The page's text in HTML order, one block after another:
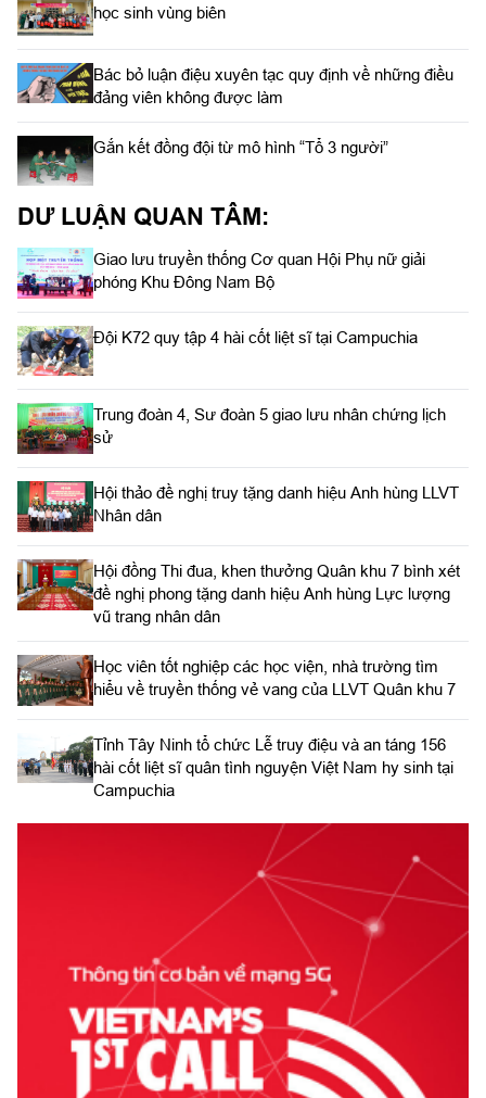
học sinh vùng biên
Bác bỏ luận điệu xuyên tạc quy định về những điều
đảng viên không được làm
Gắn kết đồng đội từ mô hình “Tổ 3 người”
DƯ LUẬN QUAN TÂM:
Giao lưu truyền thống Cơ quan Hội Phụ nữ giải
phóng Khu Đông Nam Bộ
Đội K72 quy tập 4 hài cốt liệt sĩ tại Campuchia
Trung đoàn 4, Sư đoàn 5 giao lưu nhân chứng lịch
sử
Hội thảo đề nghị truy tặng danh hiệu Anh hùng LLVT
Nhân dân
Hội đồng Thi đua, khen thưởng Quân khu 7 bình xét
đề nghị phong tặng danh hiệu Anh hùng Lực lượng
vũ trang nhân dân
Học viên tốt nghiệp các học viện, nhà trường tìm
hiểu về truyền thống vẻ vang của LLVT Quân khu 7
​Tỉnh Tây Ninh tổ chức Lễ truy điệu và an táng 156
hài cốt liệt sĩ quân tình nguyện Việt Nam hy sinh tại
Campuchia